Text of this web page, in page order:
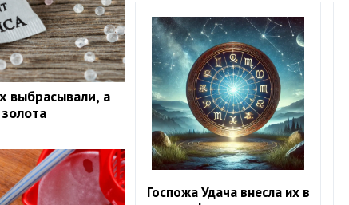
выбрасывали, а
Госпожа Удача внесла их в